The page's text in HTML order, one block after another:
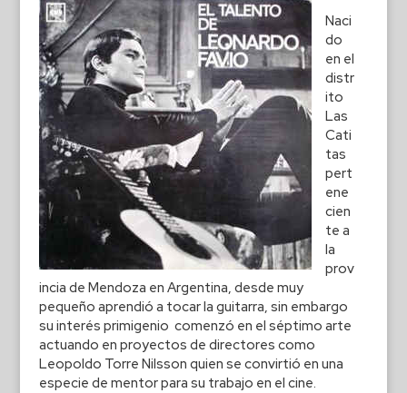
Naci
do
en el
distr
ito
Las
Cati
tas
pert
ene
cien
te a
la
prov
incia de Mendoza en Argentina, desde muy
pequeño aprendió a tocar la guitarra, sin embargo
su interés primigenio comenzó en el séptimo arte
actuando en proyectos de directores como
Leopoldo Torre Nilsson quien se convirtió en una
especie de mentor para su trabajo en el cine.